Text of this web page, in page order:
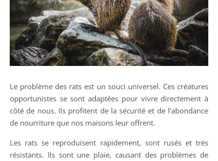
Le problème des rats est un souci universel. Ces créatures
opportunistes se sont adaptées pour vivre directement à
côté de nous. Ils profitent de la sécurité et de l’abondance
de nourriture que nos maisons leur offrent.
Les rats se reproduisent rapidement, sont rusés et très
résistants. Ils sont une plaie, causant des problèmes de